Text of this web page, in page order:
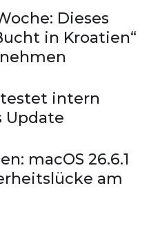
Dieses
in Kroatien“
testet intern
Update
macOS 26.6.1
am